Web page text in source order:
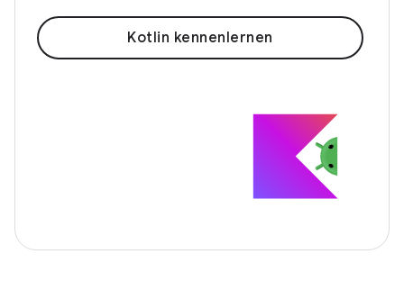
Kotlin kennenlernen